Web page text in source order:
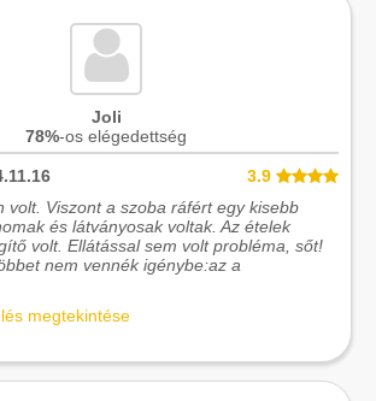
Joli
78%-os elégedettség
3.9
volt. Viszont a szoba ráfért egy kisebb
és látványosak voltak. Az ételek
volt. Ellátással sem volt probléma, sőt!
nem vennék igénybe:az a
megtekintése